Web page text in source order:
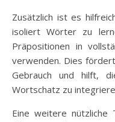
Zusätzlich ist es
isoliert Wörter zu
Präpositionen in
verwenden. Dies
Gebrauch und hilft,
Wortschatz zu
Eine weitere nützliche